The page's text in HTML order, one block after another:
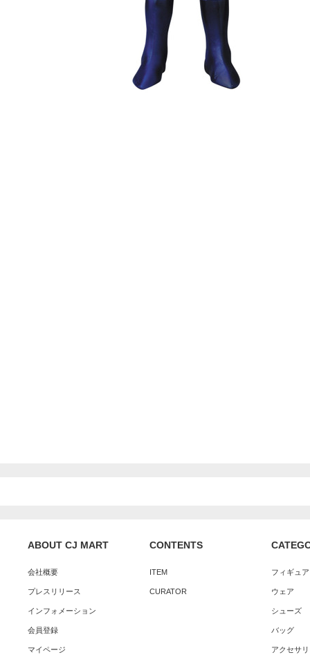
ABOUT CJ MART
会社概要
プレスリリース
インフォメーション
会員登録
マイページ
CONTENTS
ITEM
CURATOR
フィギュ
ウェア
シューズ
バッグ
アクセサ